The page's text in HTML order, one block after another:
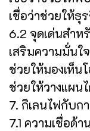
เชื่อว่าช่วยให้ธุ
6.2 จุดเด่นสำ
เสริมความมั่นใ
ช่วยให้มองเห็น
ช่วยให้วางแผน
7. กิเลนไฟกับก
7.1 ความเชื่อด้